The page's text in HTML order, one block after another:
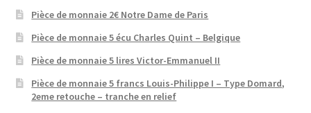
Pièce de monnaie 2€ Notre Dame de Paris
Pièce de monnaie 5 écu Charles Quint – Belgique
Pièce de monnaie 5 lires Victor-Emmanuel II
Pièce de monnaie 5 francs Louis-Philippe I – Type Domard,
2eme retouche – tranche en relief